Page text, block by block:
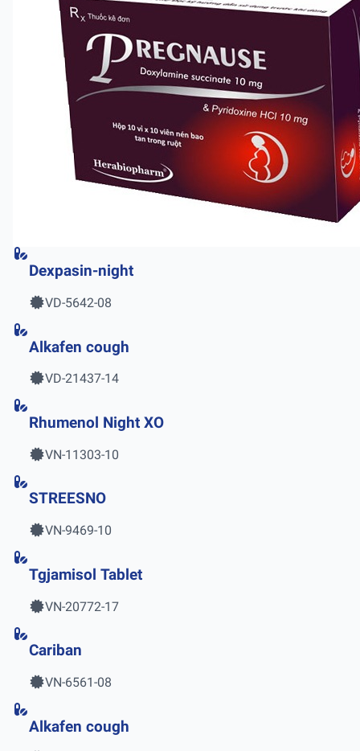
Dexpasin-night
VD-5642-08
Alkafen cough
VD-21437-14
Rhumenol Night XO
VN-11303-10
STREESNO
VN-9469-10
Tgjamisol Tablet
VN-20772-17
Cariban
VN-6561-08
Alkafen cough